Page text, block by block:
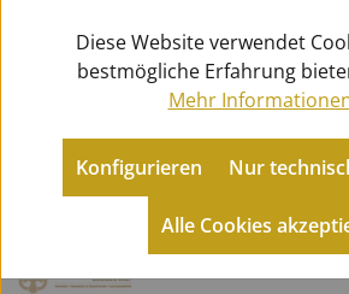
Marschgabeln
Diese Website verwendet
bestmögliche Erfahrung
Mehr
Konfigurieren
Alle Cookies
Nur